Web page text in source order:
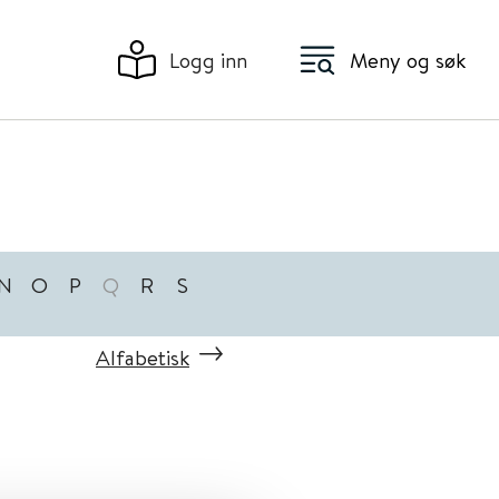
Logg inn Meny og søk
O P Q R S
Alfabetisk